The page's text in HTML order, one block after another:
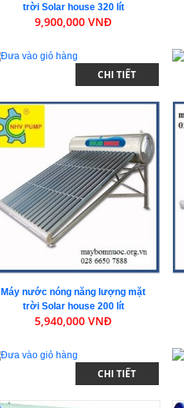
trời Solar house 320 lít
9,900,000 VNĐ
CHI TIẾT
Máy nước nóng năng lượng mặt
trời Solar house 200 lít
5,940,000 VNĐ
CHI TIẾT